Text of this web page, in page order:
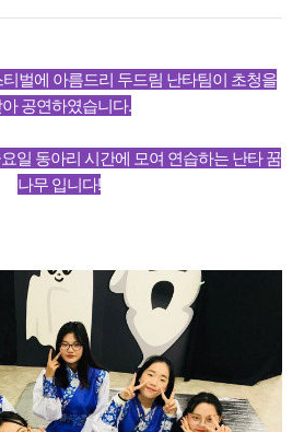
벌에 아름드리 두드림 난타팀이 초청을
공연하였습니다.
일 동아리 시간에 모여 연습하는 난타 꿈
나무 입니다!